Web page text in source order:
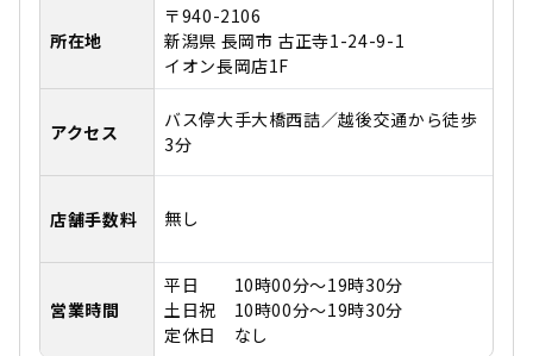
所在地
〒940-2106
新潟県 長岡市 古正寺1-24-9-1
イオン長岡店1F
アクセス
バス停大手大橋西詰／越後交通から徒歩
3分
店舗手数料 無し
営業時間
平日 10時00分～19時30分
土日祝 10時00分～19時30分
定休日 なし